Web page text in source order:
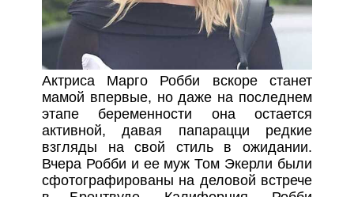
Актриса Марго Робби вскоре станет
мамой впервые, но даже на последнем
этапе беременности она остается
активной, давая папарацци редкие
взгляды на свой стиль в ожидании.
Вчера Робби и ее муж Том Экерли были
сфотографированы на деловой встрече